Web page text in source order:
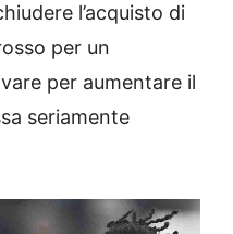
l’acquisto di
per un
per aumentare il
seriamente